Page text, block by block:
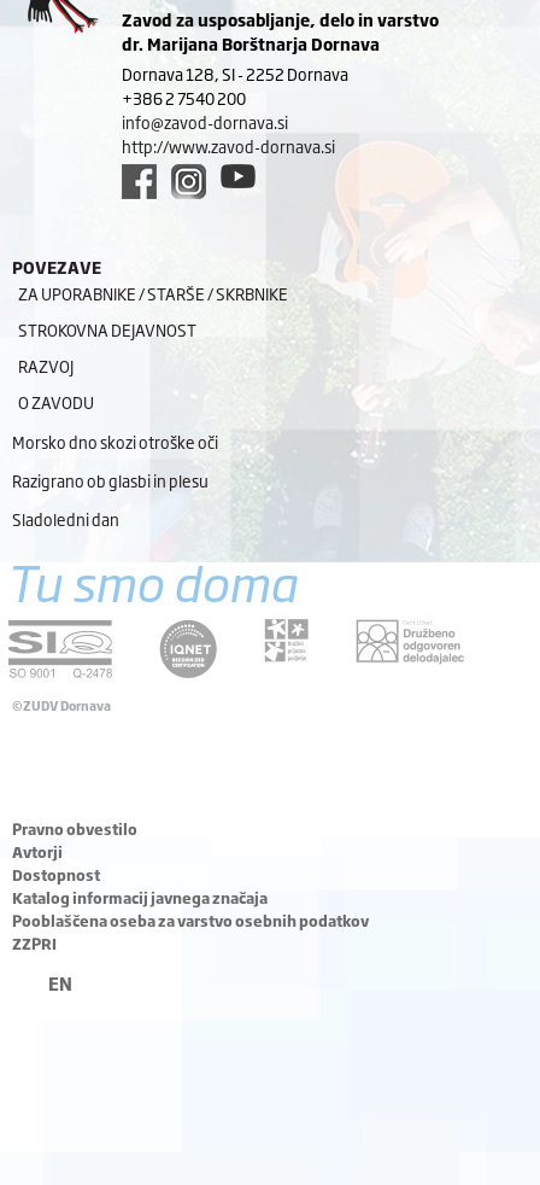
Zavod za usposabljanje, delo in varstvo
dr. Marijana Borštnarja Dornava
Dornava 128, SI - 2252 Dornava
+386 2 7540 200
info@zavod-dornava.si
http://www.zavod-dornava.si
POVEZAVE
ZA UPORABNIKE / STARŠE / SKRBNIKE
STROKOVNA DEJAVNOST
RAZVOJ
O ZAVODU
Morsko dno skozi otroške oči
Razigrano ob glasbi in plesu
Sladoledni dan
Tu smo doma
©ZUDV Dornava
Pravno obvestilo
Avtorji
Dostopnost
Katalog informacij javnega značaja
Pooblaščena oseba za varstvo osebnih podatkov
ZZPRI
EN